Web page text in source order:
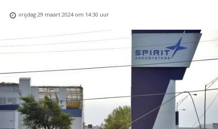
vrijdag 29 maart 2024 om 14:30 uur